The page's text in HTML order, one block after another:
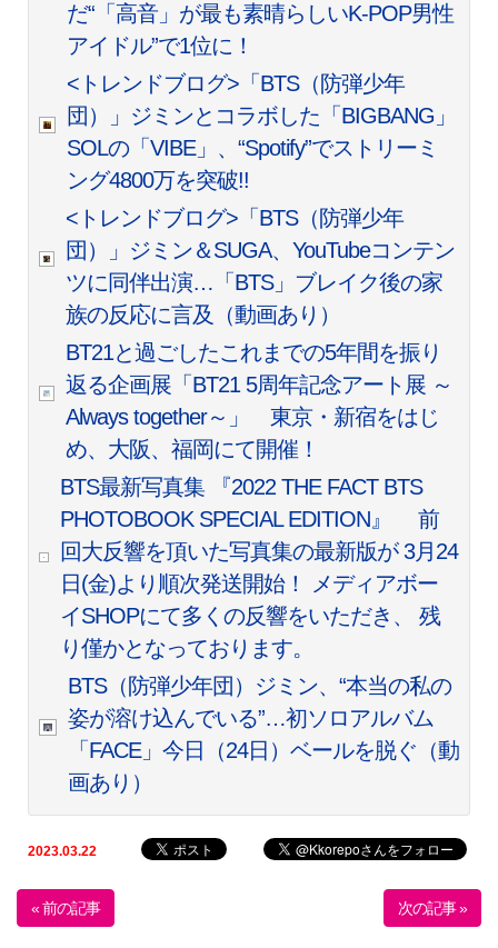
だ“「高音」が最も素晴らしいK-POP男性
アイドル”で1位に！
<トレンドブログ>「BTS（防弾少年
団）」ジミンとコラボした「BIGBANG」
SOLの「VIBE」、“Spotify”でストリーミ
ング4800万を突破!!
<トレンドブログ>「BTS（防弾少年
団）」ジミン＆SUGA、YouTubeコンテン
ツに同伴出演…「BTS」ブレイク後の家
族の反応に言及（動画あり）
BT21と過ごしたこれまでの5年間を振り
返る企画展「BT21 5周年記念アート展 ～
Always together～」 東京・新宿をはじ
め、大阪、福岡にて開催！
BTS最新写真集 『2022 THE FACT BTS
PHOTOBOOK SPECIAL EDITION』 前
回大反響を頂いた写真集の最新版が 3月24
日(金)より順次発送開始！ メディアボー
イSHOPにて多くの反響をいただき、 残
り僅かとなっております。
BTS（防弾少年団）ジミン、“本当の私の
姿が溶け込んでいる”…初ソロアルバム
「FACE」今日（24日）ベールを脱ぐ（動
画あり）
2023.03.22
« 前の記事 次の記事 »